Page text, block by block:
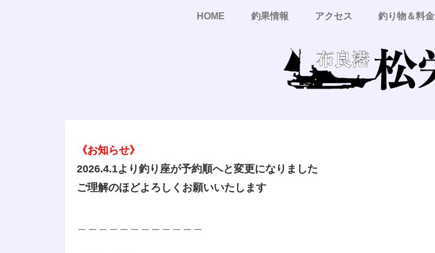
HOME 釣果情報 アクセス 釣り物＆料金
《お知らせ》
2026.4.1より釣り座が予約順へと変更になりました
ご理解のほどよろしくお願いいたします